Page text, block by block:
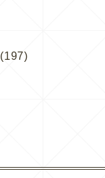
(197)